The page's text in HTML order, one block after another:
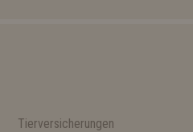
Tierversicherungen